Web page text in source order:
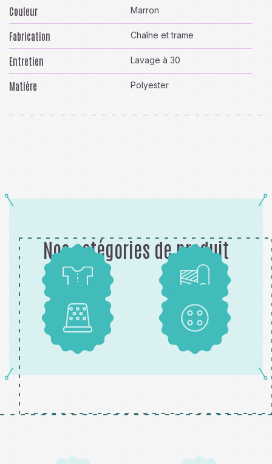
Couleur Marron
Fabrication Chaîne et trame
Entretien Lavage à 30
Matière Polyester
Nos catégories de produit
Patrons Tissus
Mercerie Boutons